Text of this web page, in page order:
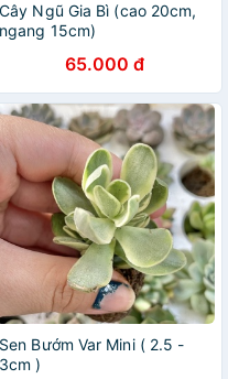
Cây Ngũ Gia Bì (cao 20cm,
ngang 15cm)
65.000 đ
Sen Bướm Var Mini ( 2.5 -
3cm )